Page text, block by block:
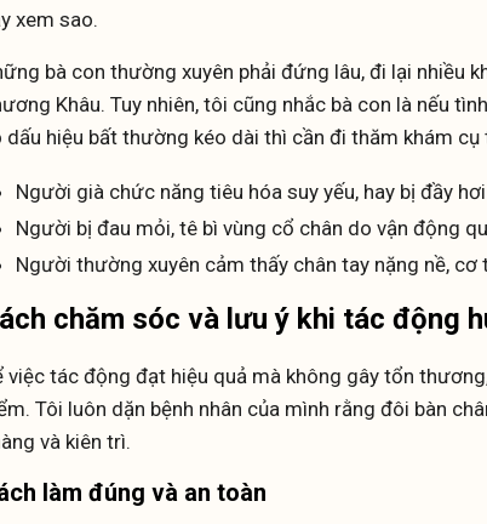
xem sao.
bà con thường xuyên phải đứng lâu, đi lại nhiều
Khâu. Tuy nhiên, tôi cũng nhắc bà con là nếu
dấu hiệu bất thường kéo dài thì cần đi thăm khám cụ
Người già chức năng tiêu hóa suy yếu, hay bị đầy
Người bị đau mỏi, tê bì vùng cổ chân do vận động
Người thường xuyên cảm thấy chân tay nặng nề,
chăm sóc và lưu ý khi tác động
việc tác động đạt hiệu quả mà không gây tổn
Tôi luôn dặn bệnh nhân của mình rằng đôi bàn
và kiên trì.
làm đúng và an toàn